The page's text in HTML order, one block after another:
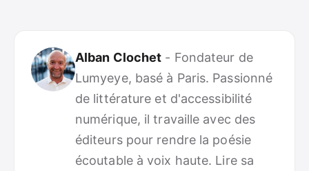
Alban Clochet - Fondateur de
Lumyeye, basé à Paris. Passionné
de littérature et d'accessibilité
numérique, il travaille avec des
éditeurs pour rendre la poésie
écoutable à voix haute. Lire sa